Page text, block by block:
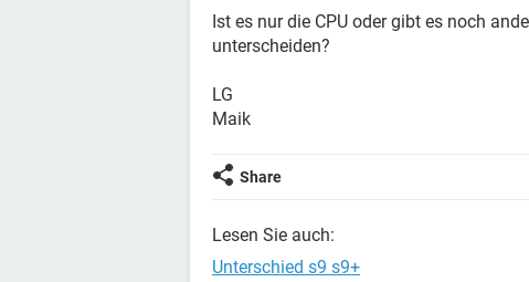
Ist es nur die CPU oder gibt es noch
unterscheiden?
LG
Maik
Share
Lesen Sie auch:
Unterschied s9 s9+